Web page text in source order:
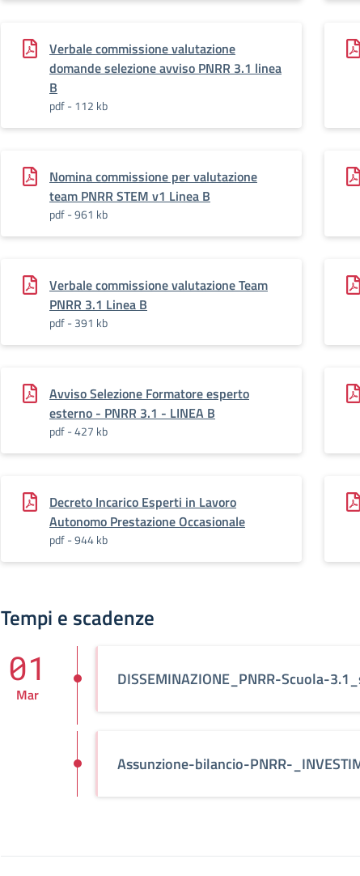
Verbale commissione valutazione
domande selezione avviso PNRR 3.1 linea
B
pdf - 112 kb
Nomina commissione per valutazione
team PNRR STEM v1 Linea B
pdf - 961 kb
Verbale commissione valutazione Team
PNRR 3.1 Linea B
pdf - 391 kb
Avviso Selezione Formatore esperto
esterno - PNRR 3.1 - LINEA B
pdf - 427 kb
Decreto Incarico Esperti in Lavoro
Autonomo Prestazione Occasionale
pdf - 944 kb
Tempi e scadenze
01
Mar
DISSEMINAZIONE_PNRR-Scuola-
Assunzione-bilancio-PNRR-